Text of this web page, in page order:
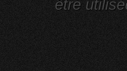
être